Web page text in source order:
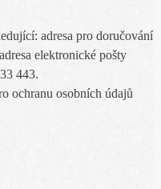
adresa pro doručování
elektronické pošty
443.
ochranu osobních údajů